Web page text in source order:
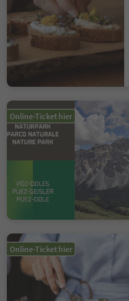
Online-Ticket hier
Online-Ticket hier